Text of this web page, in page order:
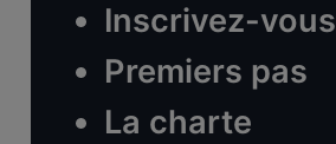
Inscrivez-vous
Premiers pas
La charte